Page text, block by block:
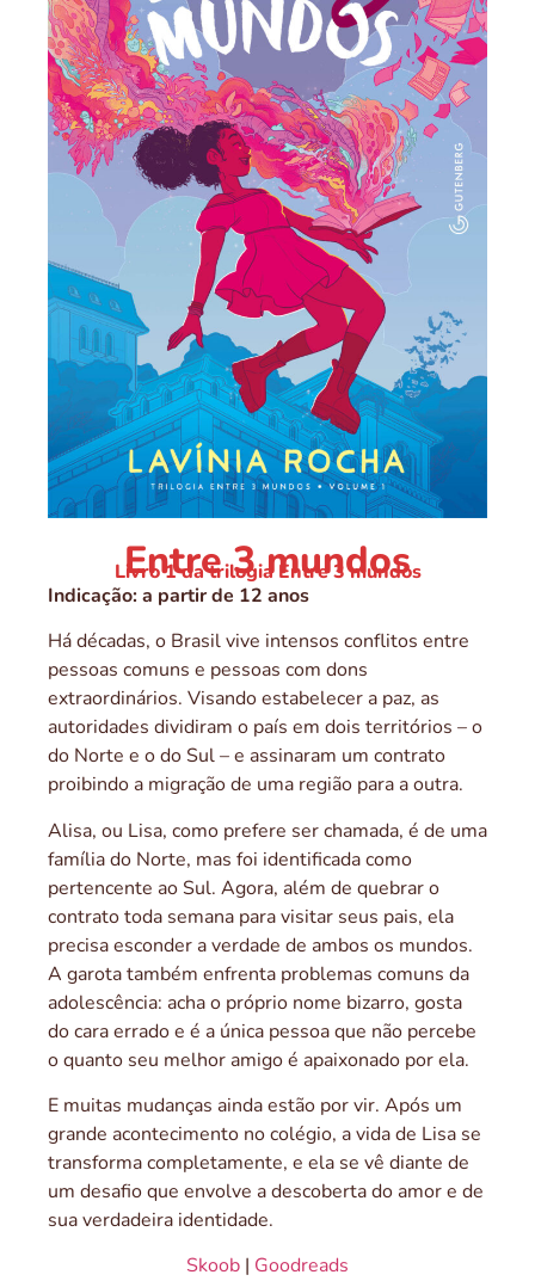
Entre 3 mundos
Livro 1 da trilogia Entre 3 mundos
Indicação: a partir de 12 anos
Há décadas, o Brasil vive intensos conflitos entre
pessoas comuns e pessoas com dons
extraordinários. Visando estabelecer a paz, as
autoridades dividiram o país em dois territórios – o
do Norte e o do Sul – e assinaram um contrato
proibindo a migração de uma região para a outra.
Alisa, ou Lisa, como prefere ser chamada, é de uma
família do Norte, mas foi identificada como
pertencente ao Sul. Agora, além de quebrar o
contrato toda semana para visitar seus pais, ela
precisa esconder a verdade de ambos os mundos.
A garota também enfrenta problemas comuns da
adolescência: acha o próprio nome bizarro, gosta
do cara errado e é a única pessoa que não percebe
o quanto seu melhor amigo é apaixonado por ela.
E muitas mudanças ainda estão por vir. Após um
grande acontecimento no colégio, a vida de Lisa se
transforma completamente, e ela se vê diante de
um desafio que envolve a descoberta do amor e de
sua verdadeira identidade.
Skoob | Goodreads